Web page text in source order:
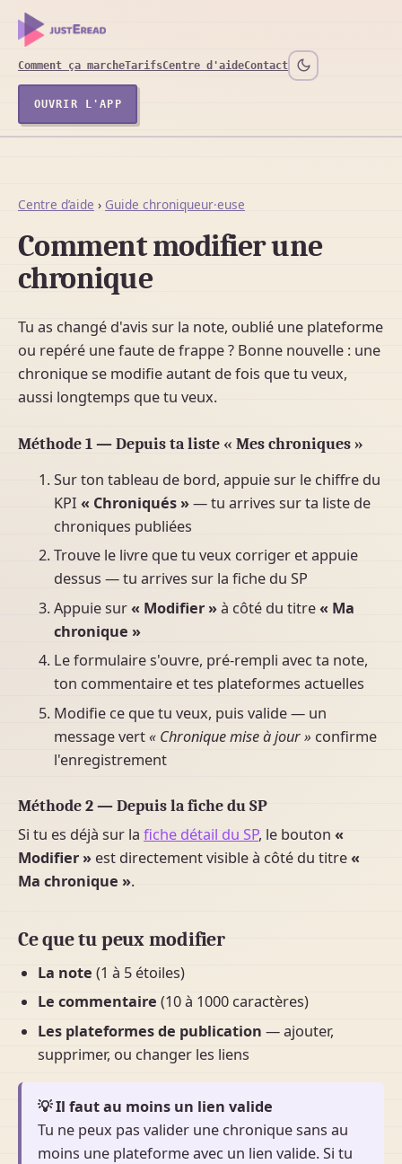
Comment ça marcheTarifsCentre d'aideContact
OUVRIR L'APP
Centre d’aide › Guide chroniqueur·euse
Comment modifier une
chronique
Tu as changé d'avis sur la note, oublié une plateforme
ou repéré une faute de frappe ? Bonne nouvelle : une
chronique se modifie autant de fois que tu veux,
aussi longtemps que tu veux.
Méthode 1 — Depuis ta liste « Mes chroniques »
Sur ton tableau de bord, appuie sur le chiffre du
KPI « Chroniqués »— tu arrives sur ta liste de
chroniques publiées
Trouve le livre que tu veux corriger et appuie
dessus — tu arrives sur la fiche du SP
Appuie sur« Modifier »à côté du titre« Ma
chronique »
Le formulaire s'ouvre, pré-rempli avec ta note,
ton commentaire et tes plateformes actuelles
Modifie ce que tu veux, puis valide — un
message vert« Chronique mise à jour » confirme
l'enregistrement
Méthode 2 — Depuis la fiche du SP
Si tu es déjà sur la fiche détail du SP, le bouton «
Modifier » est directement visible à côté du titre«
Ma chronique ».
Ce que tu peux modifier
La note (1 à 5 étoiles)
Le commentaire (10 à 1000 caractères)
Les plateformes de publication — ajouter,
supprimer, ou changer les liens
💡 Il faut au moins un lien valide
Tu ne peux pas valider une chronique sans au
moins une plateforme avec un lien valide. Si tu